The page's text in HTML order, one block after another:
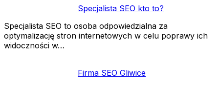
Specjalista SEO kto to?
Specjalista SEO to osoba odpowiedzialna za
optymalizację stron internetowych w celu poprawy ich
widoczności w…
Firma SEO Gliwice